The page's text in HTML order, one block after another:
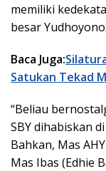
memiliki
besar Yudhoyono.
Baca Juga:
Satukan Tekad
“Beliau
SBY dihabiskan
Bahkan, Mas
Mas Ibas (Edhie